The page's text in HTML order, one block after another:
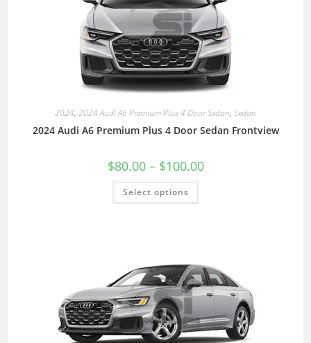
2024, 2024 Audi A6 Premium Plus 4 Door Sedan, Sedan
2024 Audi A6 Premium Plus 4 Door Sedan Frontview
$80.00 – $100.00
Select options